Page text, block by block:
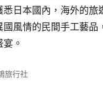
悉日本國內，海外的旅
國風情的民間手工藝品
。
旅行社